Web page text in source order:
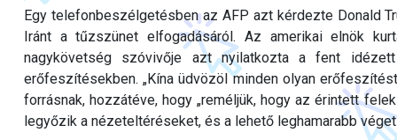
Egy telefonbeszélgetésben az AFP azt kérdezte Donald
Iránt a tűzszünet elfogadásáról. Az amerikai elnök
nagykövetség szóvivője azt nyilatkozta a fent
erőfeszítésekben. „Kína üdvözöl minden olyan
forrásnak, hozzátéve, hogy „reméljük, hogy az érintett
legyőzik a nézeteltéréseket, és a lehető leghamarabb